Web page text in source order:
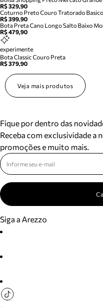
R$ 329,90
Coturno Preto Couro Tratorado Basico
R$ 399,90
Bota Preta Cano Longo Salto Baixo
R$ 479,90
experimente
Bota Classic Couro Preta
R$ 379,90
Veja mais produtos
Fique por dentro das
Receba com exclusividade a
promoções e muito mais.
Siga a Arezzo